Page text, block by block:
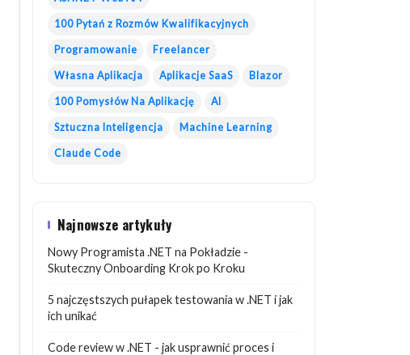
100 Pytań z Rozmów Kwalifikacyjnych
Programowanie Freelancer
Własna Aplikacja Aplikacje SaaS Blazor
100 Pomysłów Na Aplikację AI
Sztuczna Inteligencja Machine Learning
Claude Code
Najnowsze artykuły
Nowy Programista .NET na Pokładzie -
Skuteczny Onboarding Krok po Kroku
5 najczęstszych pułapek testowania w .NET i jak
ich unikać
Code review w .NET - jak usprawnić proces i